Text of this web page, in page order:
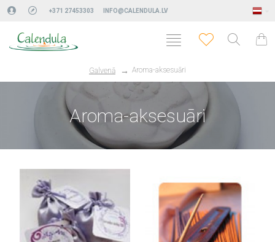
+371 27453303 INFO@CALENDULA.LV
Galvenā Aroma-aksesuāri
Aroma-aksesuāri